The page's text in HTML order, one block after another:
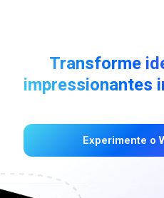
Transforme
impressionantes
Experimente o